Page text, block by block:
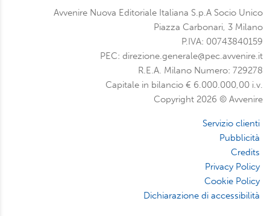
Avvenire Nuova Editoriale Italiana S.p.A Socio Unico
Piazza Carbonari, 3 Milano
P.IVA: 00743840159
PEC: direzione.generale@pec.avvenire.it
R.E.A. Milano Numero: 729278
Capitale in bilancio € 6.000.000,00 i.v.
Copyright 2026 © Avvenire
Servizio clienti
Pubblicità
Credits
Privacy Policy
Cookie Policy
Dichiarazione di accessibilità